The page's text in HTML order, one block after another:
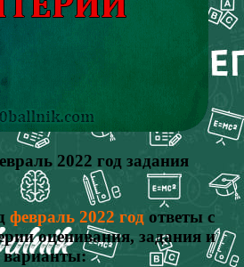
2022 год задания
февраль 2022 год ответы с
оценивания, задания и
варианты: